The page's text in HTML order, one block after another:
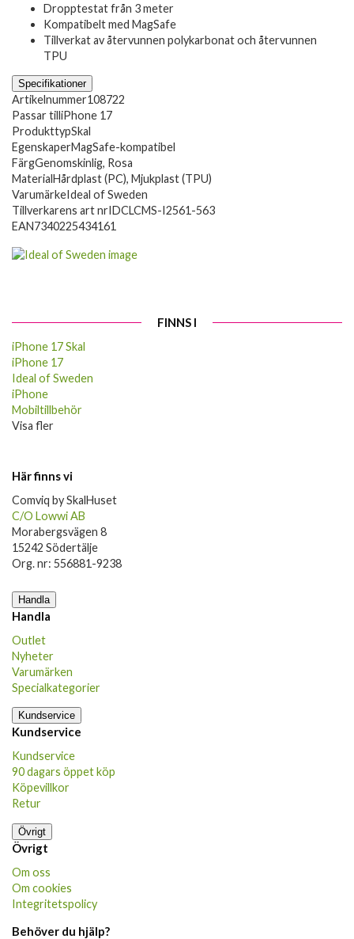
Dropptestat från 3 meter
Kompatibelt med MagSafe
Tillverkat av återvunnen polykarbonat och återvunnen
TPU
Specifikationer
Artikelnummer108722
Passar tilliPhone 17
ProdukttypSkal
EgenskaperMagSafe-kompatibel
FärgGenomskinlig, Rosa
MaterialHårdplast (PC), Mjukplast (TPU)
VarumärkeIdeal of Sweden
Tillverkarens art nrIDCLCMS-I2561-563
EAN7340225434161
FINNS I
iPhone 17 Skal
iPhone 17
Ideal of Sweden
iPhone
Mobiltillbehör
Visa fler
Här finns vi
Comviq by SkalHuset
C/O Lowwi AB
Morabergsvägen 8
15242 Södertälje
Org. nr: 556881-9238
Handla
Handla
Outlet
Nyheter
Varumärken
Specialkategorier
Kundservice
Kundservice
Kundservice
90 dagars öppet köp
Köpevillkor
Retur
Övrigt
Övrigt
Om oss
Om cookies
Integritetspolicy
Behöver du hjälp?